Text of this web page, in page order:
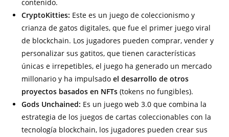
contenido.
CryptoKitties: Este es un juego de coleccionismo y
crianza de gatos digitales, que fue el primer juego viral
de blockchain. Los jugadores pueden comprar, vender y
personalizar sus gatitos, que tienen características
únicas e irrepetibles, el juego ha generado un mercado
millonario y ha impulsadoel desarrollo de otros
proyectos basados en NFTs (tokens no fungibles).
Gods Unchained: Es un juego web 3.0 que combina la
estrategia de los juegos de cartas coleccionables con la
tecnología blockchain, los jugadores pueden crear sus